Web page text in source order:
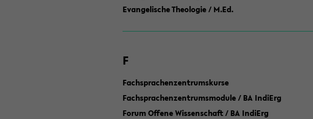
Evangelische Theologie / M.Ed.
F
Fachsprachenzentrumskurse
Fachsprachenzentrumsmodule / BA IndiErg
Forum Offene Wissenschaft / BA IndiErg